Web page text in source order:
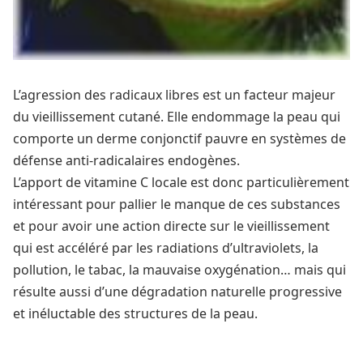
L’agression des radicaux libres est un facteur majeur
du vieillissement cutané. Elle endommage la peau qui
comporte un derme conjonctif pauvre en systèmes de
défense anti-radicalaires endogènes.
L’apport de vitamine C locale est donc particulièrement
intéressant pour pallier le manque de ces substances
et pour avoir une action directe sur le vieillissement
qui est accéléré par les radiations d’ultraviolets, la
pollution, le tabac, la mauvaise oxygénation… mais qui
résulte aussi d’une dégradation naturelle progressive
et inéluctable des structures de la peau.